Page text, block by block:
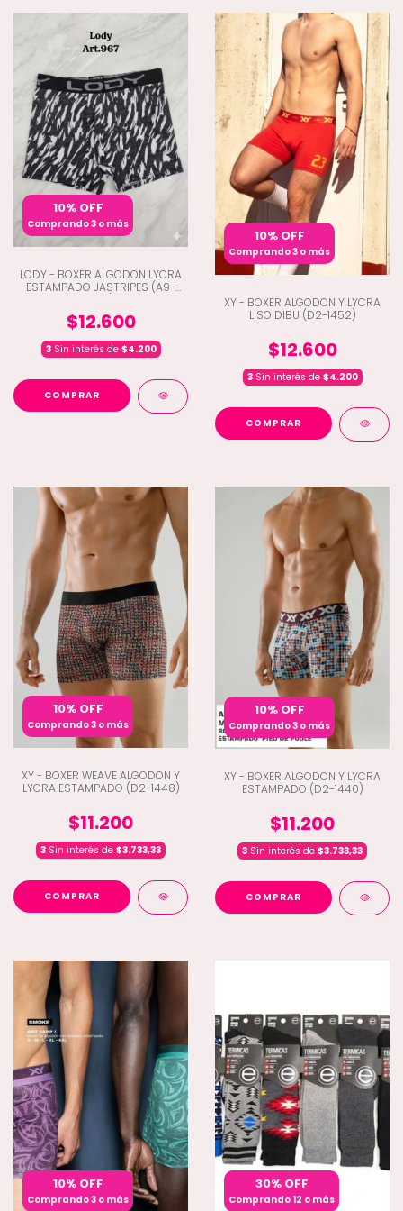
10% OFF
Comprando 3 o más
LODY - BOXER ALGODON LYCRA
ESTAMPADO JASTRIPES (A9-
$12.600
3Sin interés de $4.200
COMPRAR
10% OFF
Comprando 3 o más
XY - BOXER ALGODON Y LYCRA
LISO DIBU (D2-1452)
$12.600
3Sin interés de $4.200
COMPRAR
10% OFF
Comprando 3 o más
XY - BOXER WEAVE ALGODON Y
LYCRA ESTAMPADO (D2-1448)
$11.200
3 Sin interés de $3.733,33
COMPRAR
10% OFF
Comprando 3 o más
XY - BOXER ALGODON Y LYCRA
ESTAMPADO (D2-1440)
$11.200
3 Sin interés de $3.733,33
COMPRAR
10% OFF
Comprando 3 o más
30% OFF
Comprando 12 o más